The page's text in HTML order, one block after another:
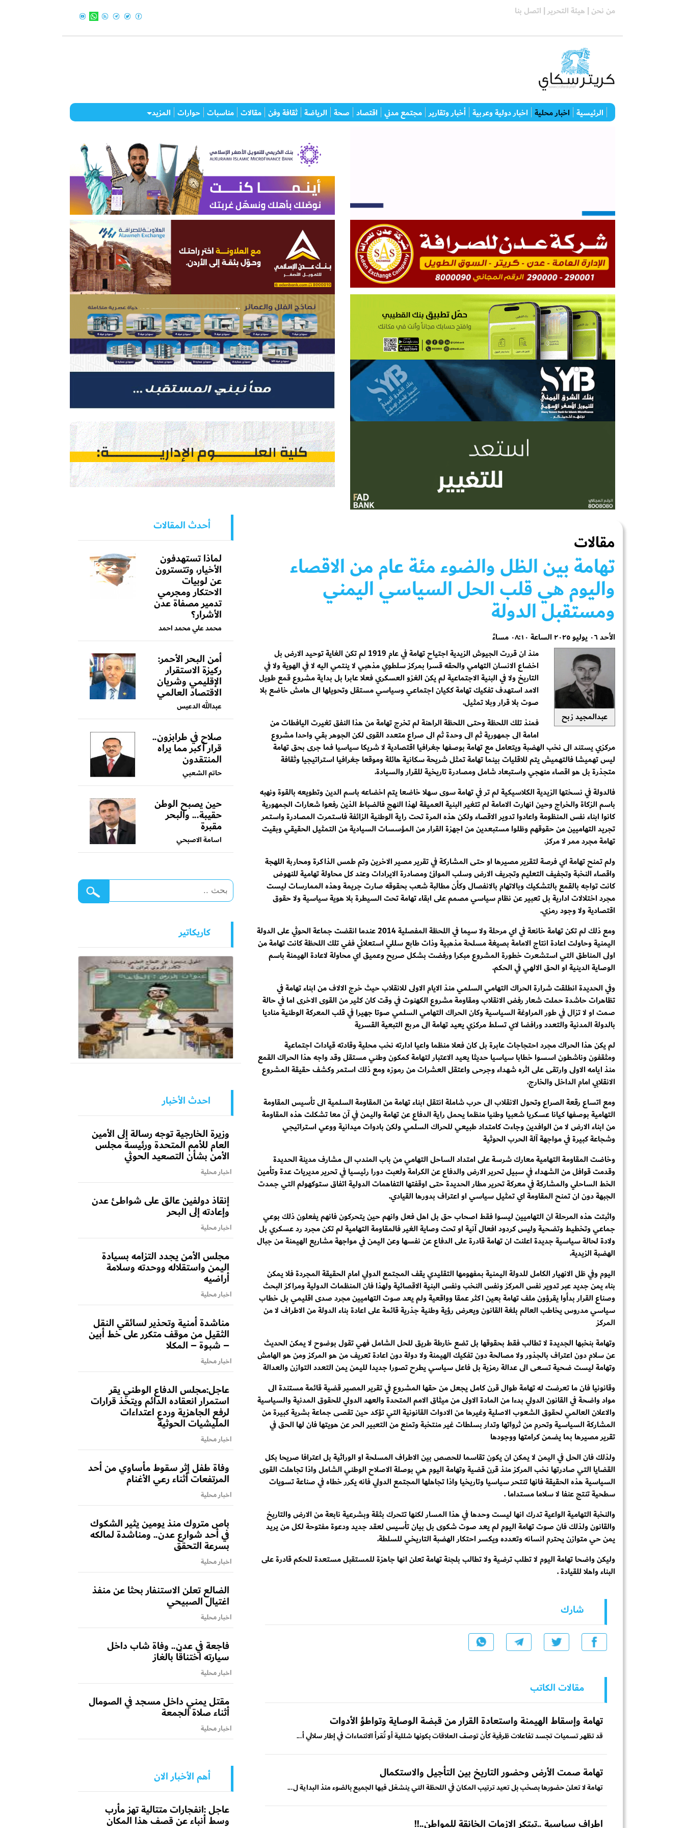
من نحن | هيئة التحرير | اتصل بنا
الرئيسية اخبار محلية اخبار دولية وعربية أخبار وتقارير مجتمع مدني اقتصاد صحة الرياضة ثقافة وفن مقالات مناسبات حوارات المزيد
مقالات
‏تهامة بين الظل والضوء مئة عام من الاقصاء
واليوم هي قلب الحل السياسي اليمني
ومستقبل الدولة
الأحد ٠٦ يوليو ٢٠٢٥ الساعة ٠٨:١٠ مساءً
عبدالمجيد زبح
منذ ان قررت الجيوش الزيدية اجتياح تهامة في عام 1919 لم تكن الغاية توحيد الارض بل
اخضاع الانسان التهامي والحقه قسرا بمركز سلطوي مذهبي لا ينتمي اليه لا في الهوية ولا في
التاريخ ولا في البنية الاجتماعية لم يكن الغزو العسكري فعلا عابرا بل بداية مشروع قمع طويل
الامد استهدف تفكيك تهامة ككيان اجتماعي وسياسي مستقل وتحويلها الى هامش خاضع بلا
صوت بلا قرار وبلا تمثيل.
فمنذ تلك اللحظة وحتى اللحظة الراهنة لم تخرج تهامة من هذا النفق تغيرت اليافطات من
امامة الى جمهورية ثم الى وحدة ثم الى صراع متعدد القوى لكن الجوهر بقي واحدا مشروع
مركزي يستند الى نخب الهضبة ويتعامل مع تهامة بوصفها جغرافيا اقتصادية لا شريكا سياسيا فما جرى بحق تهامة
ليس تهميشا فالتهميش يتم للاقليات بينما تهامة تمثل شريحة سكانية هائلة وموقعا جغرافيا استراتيجيا وثقافة
متجذرة بل هو اقصاء منهجي واستبعاد شامل ومصادرة تاريخية للقرار والسيادة.
فالدولة في نسختها الزيدية الكلاسيكية لم تر في تهامة سوى سهلا خاضعا يتم اخضاعه باسم الدين وتطويعه بالقوة ونهبه
باسم الزكاة والخراج وحين انهارت الامامة لم تتغير البنية العميقة لهذا النهج فالضباط الذين رفعوا شعارات الجمهورية
كانوا ابناء نفس المنظومة واعادوا تدوير الاقصاء ولكن هذه المرة تحت راية الوطنية الزائفة فاستمرت المصادرة واستمر
تجريد التهاميين من حقوقهم وظلوا مستبعدين من اجهزة القرار من المؤسسات السيادية من التمثيل الحقيقي وبقيت
تهامة مجرد ممر لا مركز.
ولم تمنح تهامة اي فرصة لتقرير مصيرها او حتى المشاركة في تقرير مصير الاخرين وتم طمس الذاكرة ومحاربة اللهجة
واقصاء النخبة وتجفيف التعليم وتجريف الارض وسلب الموانئ ومصادرة الايرادات وعند كل محاولة تهامية للنهوض
كانت تواجه بالقمع بالتشكيك وبالاتهام بالانفصال وكأن مطالبة شعب بحقوقه صارت جريمة وهذه الممارسات ليست
مجرد اختلالات ادارية بل تعبير عن نظام سياسي مصمم على ابقاء تهامة تحت السيطرة بلا هوية سياسية ولا حقوق
اقتصادية ولا وجود رمزي.
ومع ذلك لم تكن تهامة خانعة في اي مرحلة ولا سيما في اللحظة المفصلية 2014 عندما انقضت جماعة الحوثي على الدولة
اليمنية وحاولت اعادة انتاج الامامة بصيغة مسلحة مذهبية وذات طابع سللي استعلائي ففي تلك اللحظة كانت تهامة من
اولى المناطق التي استشعرت خطورة المشروع مبكرا ورفضت بشكل صريح وعميق اي محاولة لاعادة الهيمنة باسم
الوصاية الدينية او الحق الالهي في الحكم.
وفي الحديدة انطلقت شرارة الحراك التهامي السلمي منذ الايام الاولى للانقلاب حيث خرج الالاف من ابناء تهامة في
تظاهرات حاشدة حملت شعار رفض الانقلاب ومقاومة مشروع الكهنوت في وقت كان كثير من القوى الاخرى اما في حالة
صمت او لا تزال في طور المراوغة السياسية وكان الحراك التهامي السلمي صوتا جهيرا في قلب المعركة الوطنية مناديا
بالدولة المدنية والتعدد ورافضا لاي تسلط مركزي يعيد تهامة الى مربع التبعية القسرية
لم يكن هذا الحراك مجرد احتجاجات عابرة بل كان فعلا منظما واعيا ادارته نخب محلية وقادته قيادات اجتماعية
ومثقفون وناشطون اسسوا خطابا سياسيا حديثا يعيد الاعتبار لتهامة كمكون وطني مستقل وقد واجه هذا الحراك القمع
منذ ايامه الاولى وارتقى على اثره شهداء وجرحى واعتقل العشرات من رموزه ومع ذلك استمر وكشف حقيقة المشروع
الانقلابي امام الداخل والخارج.
ومع اتساع رقعة الصراع وتحول الانقلاب الى حرب شاملة انتقل ابناء تهامة من المقاومة السلمية الى تأسيس المقاومة
التهامية بوصفها كيانا عسكريا شعبيا وطنيا منظما يحمل راية الدفاع عن تهامة واليمن في آن معا تشكلت هذه المقاومة
من ابناء الارض لا من الوافدين وجاءت كامتداد طبيعي للحراك السلمي ولكن بادوات ميدانية ووعي استراتيجي
وشجاعة كبيرة في مواجهة آلة الحرب الحوثية
وخاضت المقاومة التهامية معارك شرسة على امتداد الساحل التهامي من باب المندب الى مشارف مدينة الحديدة
وقدمت قوافل من الشهداء في سبيل تحرير الارض والدفاع عن الكرامة ولعبت دورا رئيسيا في تحرير مديريات عدة وتأمين
الخط الساحلي والمشاركة في معركة تحرير مطار الحديدة حتى اوقفتها التفاهمات الدولية اتفاق ستوكهولم التي جمدت
الجبهة دون ان تمنح المقاومة اي تمثيل سياسي او اعتراف بدورها القيادي.
واثبتت هذه المرحلة ان التهاميين ليسوا فقط اصحاب حق بل اهل فعل وانهم حين يتحركون فانهم يفعلون ذلك بوعي
جماعي وتخطيط وتضحية وليس كردود افعال آنية او تحت وصاية الغير فالمقاومة التهامية لم تكن مجرد رد عسكري بل
ولادة لحالة سياسية جديدة اعلنت ان تهامة قادرة على الدفاع عن نفسها وعن اليمن في مواجهة مشاريع الهيمنة من جبال
الهضبة الزيدية.
‏اليوم وفي ظل الانهيار الكامل للدولة اليمنية بمفهومها التقليدي يقف المجتمع الدولي امام الحقيقة المجردة فلا يمكن
بناء يمن جديد عبر تدوير نفس المركز ونفس النخب ونفس البنية الاقصائية ولهذا فان المنظمات الدولية ومراكز البحث
وصناع القرار بدأوا يقرؤون ملف تهامة بعين اكثر عمقا وواقعية ولم يعد صوت التهاميين مجرد صدى اقليمي بل خطاب
سياسي مدروس يخاطب العالم بلغة القانون ويعرض رؤية وطنية جذرية قائمة على اعادة بناء الدولة من الاطراف لا من
المركز
وتهامة بنخبها الجديدة لا تطالب فقط بحقوقها بل تضع خارطة طريق للحل الشامل فهي تقول بوضوح لا يمكن الحديث
عن سلام دون اعتراف بالجذور ولا مصالحة دون تفكيك الهيمنة ولا دولة دون اعادة تعريف من هو المركز ومن هو الهامش
وتهامة ليست ضحية تسعى الى عدالة رمزية بل فاعل سياسي يطرح تصورا جديدا لليمن يمن التعدد التوازن والعدالة
وقانونيا فان ما تعرضت له تهامة طوال قرن كامل يجعل من حقها المشروع في تقرير المصير قضية قائمة مستندة الى
مواد واضحة في القانون الدولي بدءا من المادة الاولى من ميثاق الامم المتحدة والعهد الدولي للحقوق المدنية والسياسية
والاعلان العالمي لحقوق الشعوب الاصلية وغيرها من الادوات القانونية التي تؤكد حين تقصى جماعة بشرية كبيرة من
المشاركة السياسية وتحرم من ثرواتها وتدار بسلطات غير منتخبة وتمنع من التعبير الحر عن هويتها فان لها الحق في
تقرير مصيرها بما يضمن كرامتها ووجودها
ولذلك فان الحل في اليمن لا يمكن ان يكون تقاسما للحصص بين الاطراف المسلحة او الوراثية بل اعترافا صريحا بكل
القضايا التي صادرتها نخب المركز منذ قرن قضية وتهامة اليوم هي بوصلة الاصلاح الوطني الشامل واذا تجاهلت القوى
السياسية هذه الحقيقة فانها تنتحر سياسيا وتاريخيا واذا تجاهلها المجتمع الدولي فانه يكرر خطاه في صناعة تسويات
سطحية تنتج عنفا لا سلاما مستداما .
والنخبة التهامية الواعية تدرك انها ليست وحدها في هذا المسار لكنها تتحرك بثقة وبشرعية نابعة من الارض والتاريخ
والقانون ولذلك فان صوت تهامة اليوم لم يعد صوت شكوى بل بيان تأسيس لعقد جديد ودعوة مفتوحة لكل من يريد
يمن حي متوازن يحترم انسانه وتعدده ويكسر احتكار الهضبة التاريخي للسلطة.
وليكن واضحا تهامة اليوم لا تطلب ترضية ولا تطالب بلجنة تهامة تعلن انها جاهزة للمستقبل مستعدة للحكم قادرة على
البناء واهلا للقيادة .
شارك
مقالات الكاتب
تهامة وإسقاط الهيمنة واستعادة القرار من قبضة الوصاية وتواطؤ الأدوات
قد تظهر تسميات تجسد تفاعلات ظرفية كأن توصف العلاقات بكونها شللية أو تُقرأ الانتماءات في إطار سلالي أ...
‏تهامة صمت الأرض وحضور التاريخ بين التأجيل والاستكمال
تهامة لا تعلن حضورها بصخب بل تعيد ترتيب المكان في اللحظة التي ينشغل فيها الجميع بالضوء منذ البداية ل...
اطراف سياسية ..تبتكر الازمات الخانقة للمواطن..!!
أحدث المقالات
لماذا تستهدفون
الأخيار، وتتسترون
عن لوبيات
الاحتكار ومجرمي
تدمير مصفاة عدن
الأشرار؟
محمد علي محمد احمد
أمن البحر الأحمر:
ركيزة الاستقرار
الإقليمي وشريان
الاقتصاد العالمي
عبدالله الدعيس
صلاح في طرابزون..
قرار أكبر مما يراه
المنتقدون
حاتم الشعبي
حين يصبح الوطن
حقيبة... والبحر
مقبرة
اسامة الاصبحي
كاريكاتير
احدث الأخبار
وزيرة الخارجية توجه رسالة إلى الأمين
العام للأمم المتحدة ورئيسة مجلس
الأمن بشأن التصعيد الحوثي
اخبار محلية
إنقاذ دولفين عالق على شواطئ عدن
وإعادته إلى البحر
اخبار محلية
مجلس الأمن يجدد التزامه بسيادة
اليمن واستقلاله ووحدته وسلامة
أراضيه
اخبار محلية
مناشدة أمنية وتحذير لسائقي النقل
الثقيل من موقف متكرر على خط أبين
– شبوة – المكلا
اخبار محلية
عاجل:مجلس الدفاع الوطني يقر
استمرار انعقاده الدائم ويتخذ قرارات
لرفع الجاهزية وردع اعتداءات
المليشيات الحوثية
اخبار محلية
وفاة طفل إثر سقوط مأساوي من أحد
المرتفعات أثناء رعي الأغنام
اخبار محلية
باص متروك منذ يومين يثير الشكوك
في أحد شوارع عدن.. ومناشدة لمالكه
بسرعة التحقق
اخبار محلية
الضالع تعلن الاستنفار بحثا عن منفذ
اغتيال الصبيحي
اخبار محلية
فاجعة في عدن.. وفاة شاب داخل
سيارته اختناقًا بالغاز
اخبار محلية
مقتل يمني داخل مسجد في الصومال
أثناء صلاة الجمعة
اخبار محلية
أهم الأخبار الان
عاجل :انفجارات متتالية تهز مأرب
وسط أنباء عن قصف هذا المكان